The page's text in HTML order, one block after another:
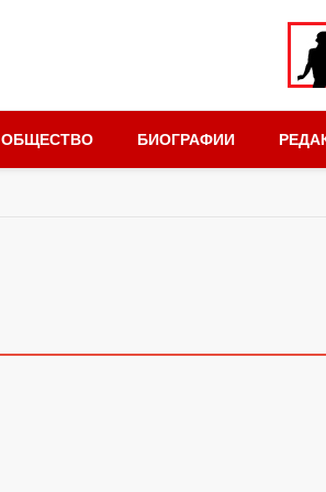
ОБЩЕСТВО БИОГРАФИИ